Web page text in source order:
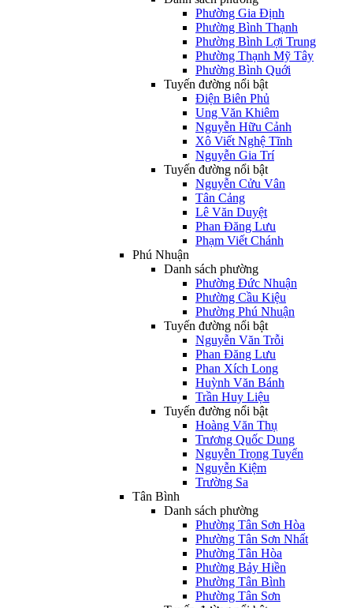
Phường Gia Định
Phường Bình Thạnh
Phường Bình Lợi Trung
Phường Thạnh Mỹ Tây
Phường Bình Quới
Tuyến đường nổi bật
Điện Biên Phủ
Ung Văn Khiêm
Nguyễn Hữu Cảnh
Xô Viết Nghệ Tĩnh
Nguyễn Gia Trí
Tuyến đường nổi bật
Nguyễn Cửu Vân
Tân Cảng
Lê Văn Duyệt
Phan Đăng Lưu
Phạm Viết Chánh
Phú Nhuận
Danh sách phường
Phường Đức Nhuận
Phường Cầu Kiệu
Phường Phú Nhuận
Tuyến đường nổi bật
Nguyễn Văn Trỗi
Phan Đăng Lưu
Phan Xích Long
Huỳnh Văn Bánh
Trần Huy Liệu
Tuyến đường nổi bật
Hoàng Văn Thụ
Trương Quốc Dung
Nguyễn Trọng Tuyển
Nguyễn Kiệm
Trường Sa
Tân Bình
Danh sách phường
Phường Tân Sơn Hòa
Phường Tân Sơn Nhất
Phường Tân Hòa
Phường Bảy Hiền
Phường Tân Bình
Phường Tân Sơn